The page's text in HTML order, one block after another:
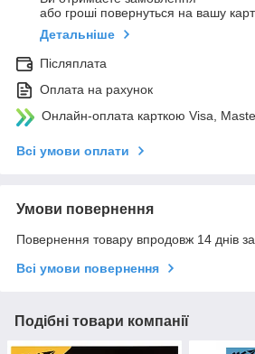
або гроші повернуться на вашу
Детальніше
Післяплата
Оплата на рахунок
Онлайн-оплата карткою Visa,
Всі умови оплати
Умови повернення
Повернення товару впродовж 14 днів
Всі умови повернення
Подібні товари компанії